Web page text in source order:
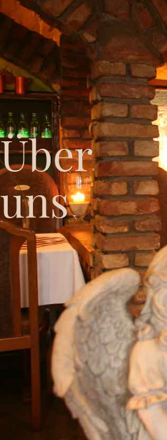
Über
uns